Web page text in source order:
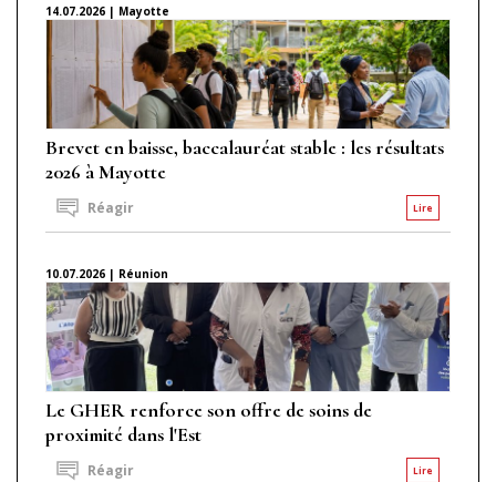
14.07.2026 | Mayotte
Brevet en baisse, baccalauréat stable : les résultats
2026 à Mayotte
Lire
Réagir
10.07.2026 | Réunion
Le GHER renforce son offre de soins de
proximité dans l'Est
Lire
Réagir